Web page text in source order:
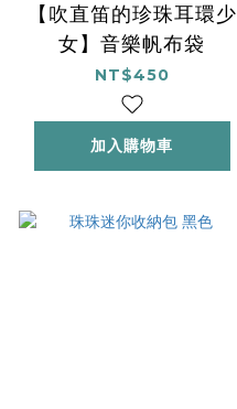
【吹直笛的珍珠耳環少
女】音樂帆布袋
NT$450
加入購物車